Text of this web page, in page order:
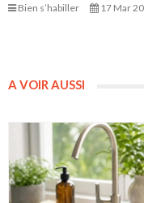
Bien s’habiller 17 Mar
A VOIR AUSSI